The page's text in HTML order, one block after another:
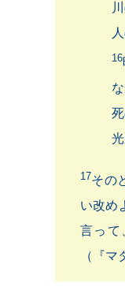
16
17その
い改め
言って
（『マ